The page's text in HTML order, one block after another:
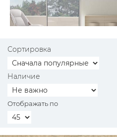
Сортировка
Наличие
Отображать по